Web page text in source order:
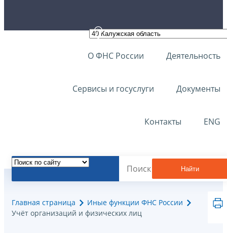
О ФНС России Деятельность
Сервисы и госуслуги Документы
Контакты ENG
Найти
Главная страница
Иные функции ФНС России
Учёт организаций и физических лиц